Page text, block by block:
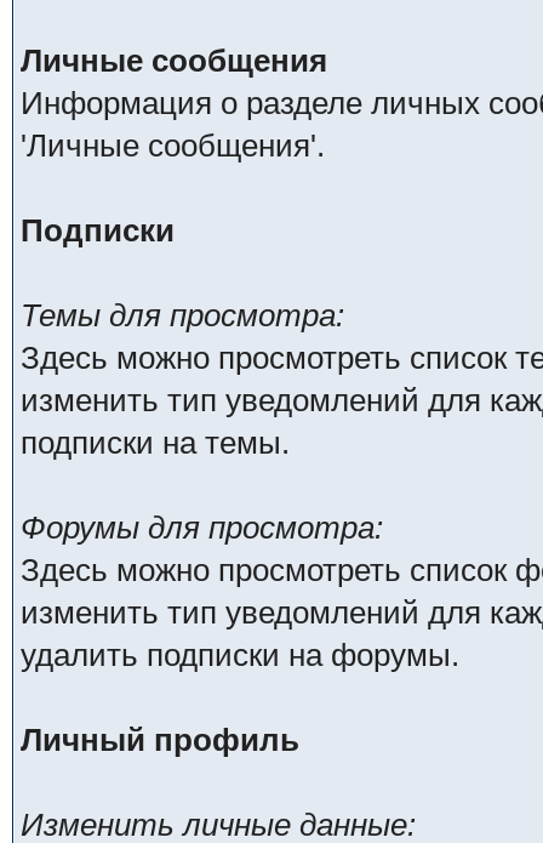
Личные сообщения
Информация о разделе личных
'Личные сообщения'.
Подписки
Темы для просмотра:
Здесь можно просмотреть список
изменить тип уведомлений для
подписки на темы.
Форумы для просмотра:
Здесь можно просмотреть список
изменить тип уведомлений для
удалить подписки на форумы.
Личный профиль
Изменить личные данные: